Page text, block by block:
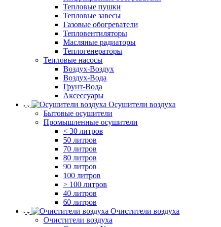
Тепловые пушки
Тепловые завесы
Газовые обогреватели
Тепловентиляторы
Масляные радиаторы
Теплогенераторы
Тепловые насосы
Воздух-Воздух
Воздух-Вода
Грунт-Вода
Аксессуары
Осушители воздуха
Бытовые осушители
Промышленные осушители
< 30 литров
50 литров
70 литров
80 литров
90 литров
100 литров
> 100 литров
40 литров
60 литров
Очистители воздуха
Очистители воздуха